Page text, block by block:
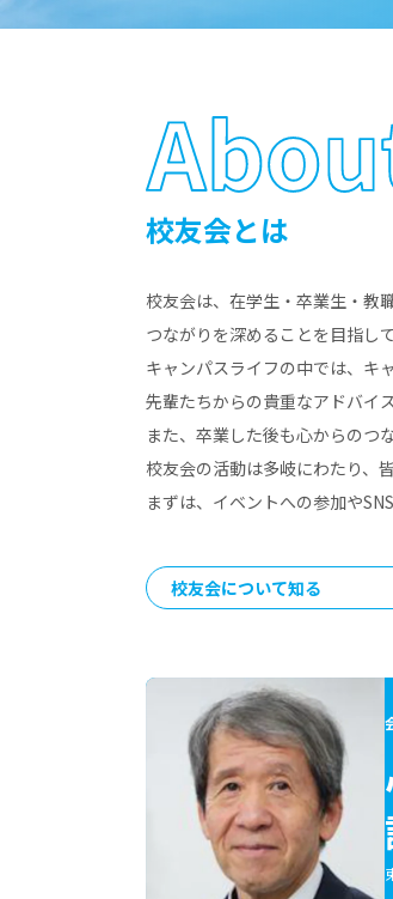
校友会とは
校友会は、在学生・卒業生・教
つながりを深めることを目指して
キャンパスライフの中では、キ
先輩たちからの貴重なアドバイ
また、卒業した後も心からのつ
校友会の活動は多岐にわたり、
まずは、イベントへの参加や
校友会について知る